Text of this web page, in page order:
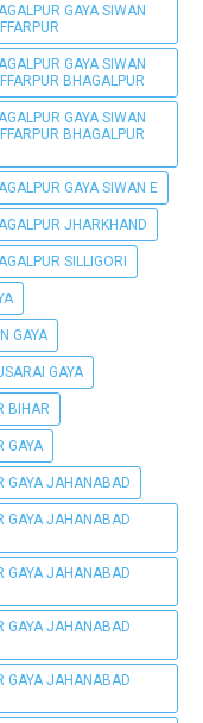
GAYA SIWAN
GAYA SIWAN
BHAGALPUR
GAYA SIWAN
BHAGALPUR
GAYA SIWAN E
JHARKHAND
SILLIGORI
GAYA
GAYA
BIHAR
GAYA
GAYA JAHANABAD
GAYA JAHANABAD
GAYA JAHANABAD
GAYA JAHANABAD
GAYA JAHANABAD